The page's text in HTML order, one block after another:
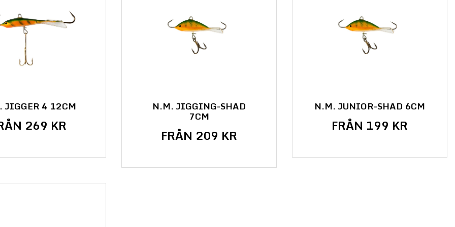
JIGGER 4 12CM
269 KR
N.M. JIGGING-SHAD
7CM
FRÅN 209 KR
N.M. JUNIOR-SHAD 6CM
FRÅN 199 KR